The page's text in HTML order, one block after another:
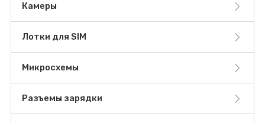
Камеры
Лотки для SIM
Микросхемы
Разъемы зарядки